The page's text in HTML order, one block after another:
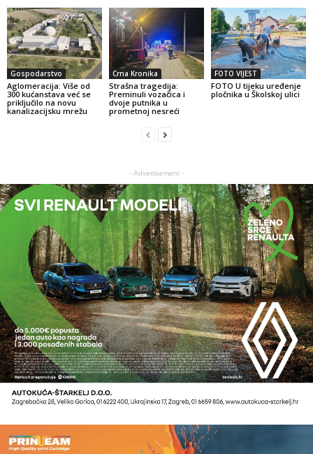
Gospodarstvo
Aglomeracija: Više od
300 kućanstava već se
priključilo na novu
kanalizacijsku mrežu
Crna Kronika
Strašna tragedija:
Preminuli vozačica i
dvoje putnika u
prometnoj nesreći
FOTO VIJEST
FOTO U tijeku uređenje
pločnika u Školskoj ulici
- Advertisement -